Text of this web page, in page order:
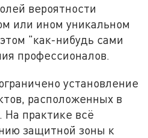
вероятности
или ином уникальном
"как-нибудь сами
профессионалов.
установление
расположенных в
На практике всё
защитной зоны к